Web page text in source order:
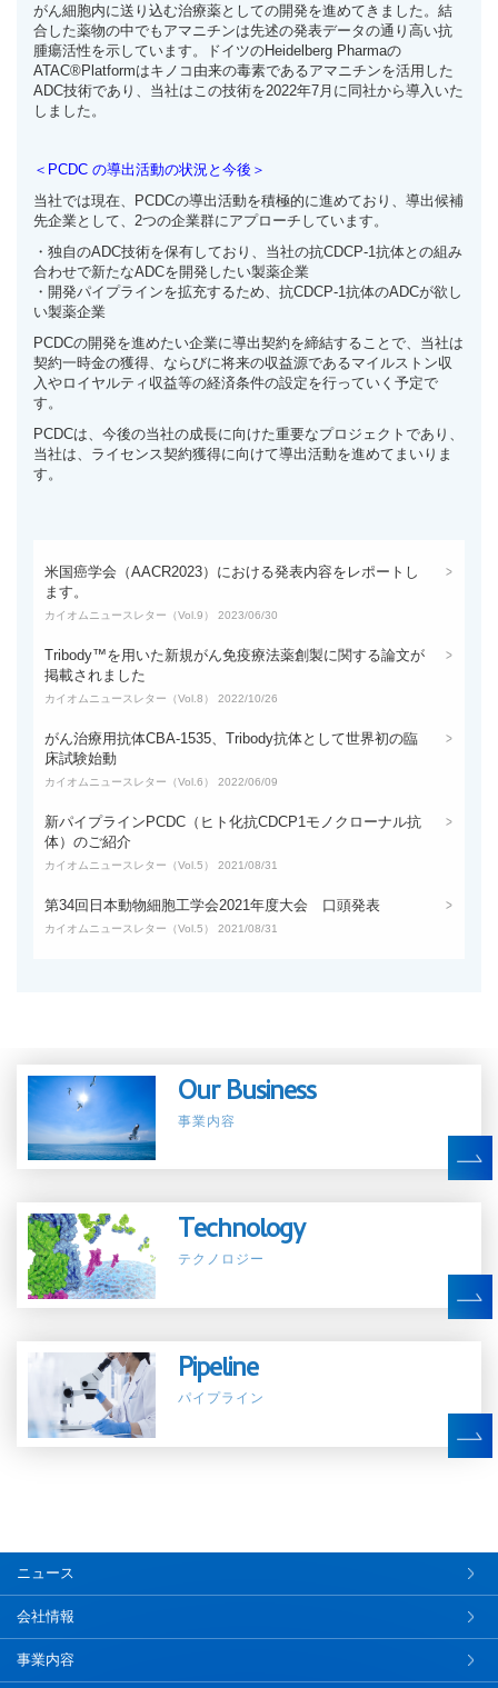
がん細胞内に送り込む治療薬としての開発を進めてきました。結
合した薬物の中でもアマニチンは先述の発表データの通り高い抗
腫瘍活性を示しています。ドイツのHeidelberg Pharmaの
ATAC®Platformはキノコ由来の毒素であるアマニチンを活用した
ADC技術であり、当社はこの技術を2022年7月に同社から導入いた
しました。
＜ PCDC の導出活動の状況と今後＞
当社では現在、PCDCの導出活動を積極的に進めており、導出候補
先企業として、2つの企業群にアプローチしています。
・独自のADC技術を保有しており、当社の抗CDCP-1抗体との組み
合わせで新たなADCを開発したい製薬企業
・開発パイプラインを拡充するため、抗CDCP-1抗体のADCが欲し
い製薬企業
PCDCの開発を進めたい企業に導出契約を締結することで、当社は
契約一時金の獲得、ならびに将来の収益源であるマイルストン収
入やロイヤルティ収益等の経済条件の設定を行っていく予定で
す。
PCDCは、今後の当社の成長に向けた重要なプロジェクトであり、
当社は、ライセンス契約獲得に向けて導出活動を進めてまいりま
す。
米国癌学会（AACR2023）における発表内容をレポートし
ます。
カイオムニュースレター（Vol.9） 2023/06/30
Tribody™を用いた新規がん免疫療法薬創製に関する論文が
掲載されました
カイオムニュースレター（Vol.8） 2022/10/26
がん治療用抗体CBA-1535、Tribody抗体として世界初の臨
床試験始動
カイオムニュースレター（Vol.6） 2022/06/09
新パイプラインPCDC（ヒト化抗CDCP1モノクローナル抗
体）のご紹介
カイオムニュースレター（Vol.5） 2021/08/31
第34回日本動物細胞工学会2021年度大会 口頭発表
カイオムニュースレター（Vol.5） 2021/08/31
Our Business
事業内容
Technology
テクノロジー
Pipeline
パイプライン
ニュース
会社情報
事業内容